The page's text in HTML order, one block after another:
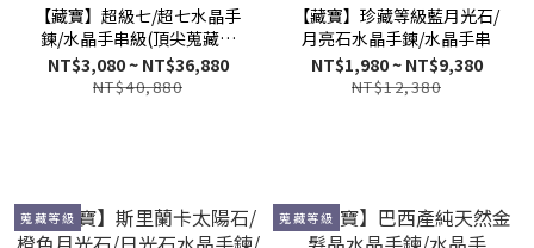
【藏寶】超級七/超七水晶手
鍊/水晶手串級(頂尖蒐藏等
級)
NT$3,080 ~ NT$36,880
NT$40,880
【藏寶】珍藏等級藍月光石/
月亮石水晶手鍊/水晶手串
NT$1,980 ~ NT$9,380
NT$12,380
蒐藏等級 蒐藏等級